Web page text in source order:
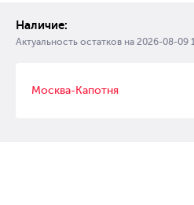
Наличие:
Актуальность остатков на 2026-08-09
Москва-Капотня